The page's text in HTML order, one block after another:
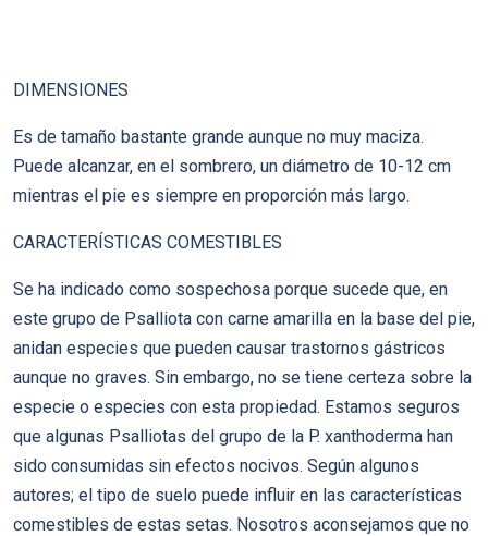
DIMENSIONES
Es de tamaño bastante grande aunque no muy maciza.
Puede alcanzar, en el sombrero, un diámetro de 10-12 cm
mientras el pie es siempre en proporción más largo.
CARACTERÍSTICAS COMESTIBLES
Se ha indicado como sospechosa porque sucede que, en
este grupo de Psalliota con carne amarilla en la base del pie,
anidan especies que pueden causar trastornos gástricos
aunque no graves. Sin embargo, no se tiene certeza sobre la
especie o especies con esta propiedad. Estamos seguros
que algunas Psalliotas del grupo de la P. xanthoderma han
sido consumidas sin efectos nocivos. Según algunos
autores; el tipo de suelo puede influir en las características
comestibles de estas setas. Nosotros aconsejamos que no